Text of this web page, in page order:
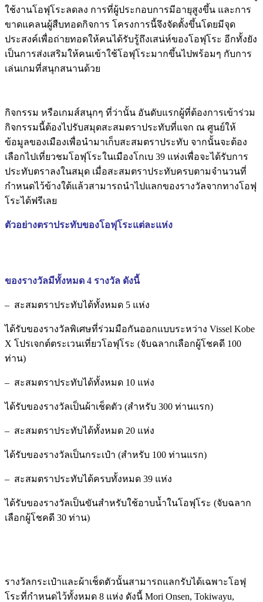
ใช้งานโอฟุโระลดลง การที่ผู้ประกอบการมีอายุสูงขึ้น และการ
ขาดแคลนผู้สืบทอดกิจการ โครงการนี้จึงจัดตั้งขึ้นโดยมีจุด
ประสงค์เพื่อถ่ายทอดให้คนได้รับรู้ถึงเสน่ห์ของโอฟุโระ อีกทั้งยัง
เป็นการส่งเสริมให้คนเข้าใช้โอฟุโระมากขึ้นไปพร้อมๆ กับการ
เล่นเกมที่สนุกสนานด้วย
กิจกรรม หรือเกมส์สนุกๆ ที่ว่านั้น อันดับแรกผู้ที่ต้องการเข้าร่วม
กิจกรรมนี้ต้องไปรับสมุดสะสมตราประทับที่แจก ณ ศูนย์ให้
ข้อมูลของเมืองเพื่อนำมาเก็บสะสมตราประทับ จากนั้นจะต้อง
เลือกไปเที่ยวชมโอฟุโระในเมืองโกเบ 39 แห่งเพื่อจะได้รับการ
ประทับตราลงในสมุด เมื่อสะสมตราประทับครบตามจำนวนที่
กำหนดไว้ข้างใต้แล้วสามารถนำไปแลกของรางวัลจากทางโอฟุ
โระได้ฟรีเลย
ตัวอย่างตราประทับของโอฟุโระแต่ละแห่ง
ของรางวัลมีทั้งหมด 4 รางวัล ดังนี้
– สะสมตราประทับได้ทั้งหมด 5 แห่ง
ได้รับของรางวัลพิเศษที่ร่วมมือกันออกแบบระหว่าง Vissel Kobe
X โปรเจกต์ตระเวนเที่ยวโอฟุโระ (จับฉลากเลือกผู้โชคดี 100
ท่าน)
– สะสมตราประทับได้ทั้งหมด 10 แห่ง
ได้รับของรางวัลเป็นผ้าเช็ดตัว (สำหรับ 300 ท่านแรก)
– สะสมตราประทับได้ทั้งหมด 20 แห่ง
ได้รับของรางวัลเป็นกระเป๋า (สำหรับ 100 ท่านแรก)
– สะสมตราประทับได้ครบทั้งหมด 39 แห่ง
ได้รับของรางวัลเป็นขันสำหรับใช้อาบน้ำในโอฟุโระ (จับฉลาก
เลือกผู้โชคดี 30 ท่าน)
รางวัลกระเป๋าและผ้าเช็ดตัวนั้นสามารถแลกรับได้เฉพาะโอฟุ
โระที่กำหนดไว้ทั้งหมด 8 แห่ง ดังนี้ Mori Onsen, Tokiwayu,